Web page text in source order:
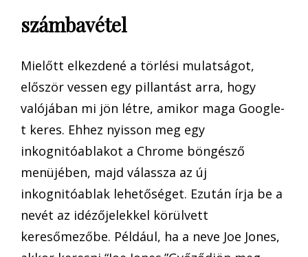
számbavétel
Mielőtt elkezdené a törlési mulatságot,
először vessen egy pillantást arra, hogy
valójában mi jön létre, amikor maga Google-
t keres. Ehhez nyisson meg egy
inkognitóablakot a Chrome böngésző
menüjében, majd válassza az új
inkognitóablak lehetőséget. Ezután írja be a
nevét az idézőjelekkel körülvett
keresőmezőbe. Például, ha a neve Joe Jones,